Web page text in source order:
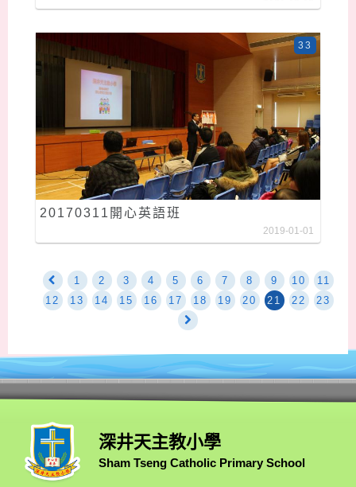
20170311開心英語班
33
2019-01-01
1 2 3 4 5 6 7 8 9 10
11
12
13 14 15 16 17 18 19 20 21 22 23
深井天主教小學
Sham Tseng Catholic Primary School